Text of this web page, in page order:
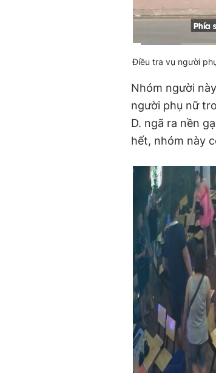
Điều tra vụ người
Nhóm người
người phụ nữ
D. ngã ra nền
hết, nhóm này